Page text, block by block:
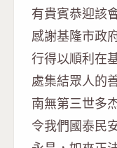
有貴賓恭迎該
感謝基隆市政
行得以順利在
處集結眾人的
南無第三世多
令我們國泰民